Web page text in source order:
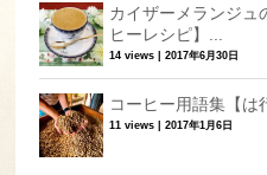
カイザーメランジュ
ヒーレシピ】...
14 views |2017年6月30日
コーヒー用語集【
11 views |2017年1月6日